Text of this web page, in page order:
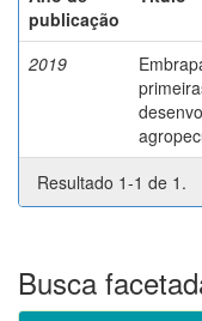
publicação
2019
Resultado 1-1 de 1.
Busca